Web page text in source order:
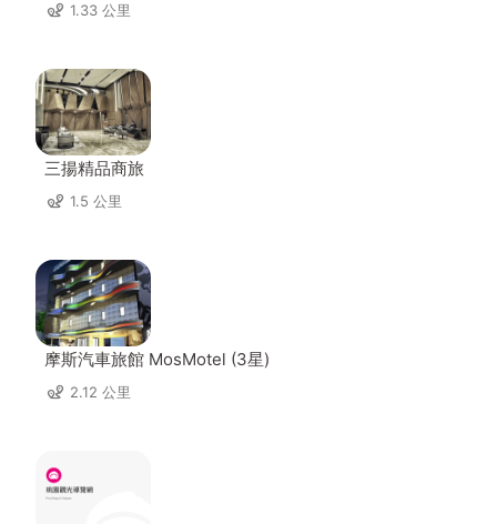
1.33 公里
三揚精品商旅
1.5 公里
摩斯汽車旅館 MosMotel (3星)
2.12 公里